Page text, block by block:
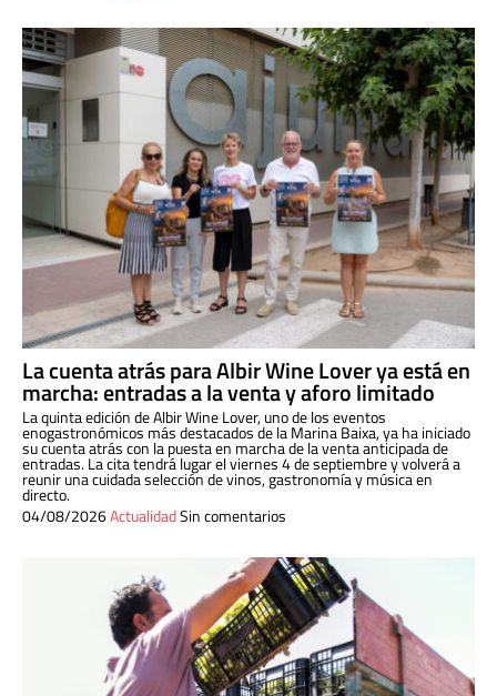
La cuenta atrás para Albir Wine Lover ya está en
marcha: entradas a la venta y aforo limitado
La quinta edición de Albir Wine Lover, uno de los eventos
enogastronómicos más destacados de la Marina Baixa, ya ha iniciado
su cuenta atrás con la puesta en marcha de la venta anticipada de
entradas. La cita tendrá lugar el viernes 4 de septiembre y volverá a
reunir una cuidada selección de vinos, gastronomía y música en
directo.
04/08/2026ActualidadSin comentarios